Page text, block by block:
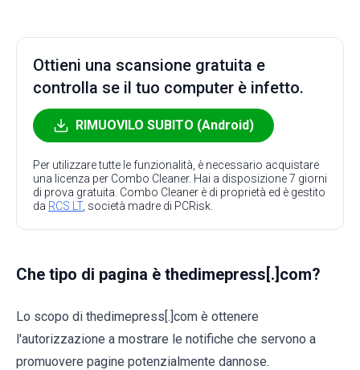
Ottieni una scansione gratuita e
controlla se il tuo computer è infetto.
RIMUOVILO SUBITO (Android)
Per utilizzare tutte le funzionalità, è necessario acquistare
una licenza per Combo Cleaner. Hai a disposizione 7 giorni
di prova gratuita. Combo Cleaner è di proprietà ed è gestito
da RCS LT, società madre di PCRisk.
Che tipo di pagina è thedimepress[.]com?
Lo scopo di thedimepress[.]com è ottenere
l'autorizzazione a mostrare le notifiche che servono a
promuovere pagine potenzialmente dannose.